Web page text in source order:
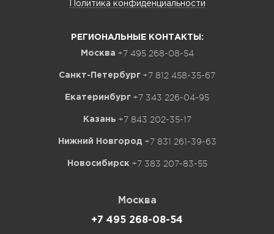
Политика конфиденциальности
РЕГИОНАЛЬНЫЕ КОНТАКТЫ:
Москва +7 495 268-08-54
Санкт-Петербург +7 812 458-35-67
Екатеринбург +7 343 226-04-95
Казань +7 843 202-35-17
Нижний Новгород +7 831 261-39-63
Новосибирск +7 383 207-83-55
Москва
+7 495 268-08-54